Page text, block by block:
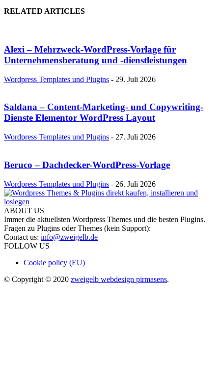
RELATED ARTICLES
Alexi – Mehrzweck-WordPress-Vorlage für
Unternehmensberatung und -dienstleistungen
Wordpress Templates und Plugins - 29. Juli 2026
Saldana – Content-Marketing- und Copywriting-
Dienste Elementor WordPress Layout
Wordpress Templates und Plugins - 27. Juli 2026
Beruco – Dachdecker-WordPress-Vorlage
Wordpress Templates und Plugins - 26. Juli 2026
ABOUT US
Immer die aktuellsten Wordpress Themes und die besten Plugins.
Fragen zu Plugins oder Themes (kein Support):
Contact us: info@zweigelb.de
FOLLOW US
Cookie policy (EU)
© Copyright © 2020 zweigelb webdesign pirmasens.